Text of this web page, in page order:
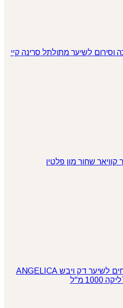
לשיער מתולתל סרינה קיי
שחור מון פלטין
שמפו סופט ללא מלחים לשיער דק ויבש ANGELICA
1000 מ"ל